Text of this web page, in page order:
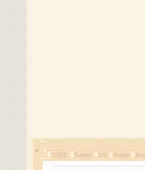
О МДС Каталог RSS Форум